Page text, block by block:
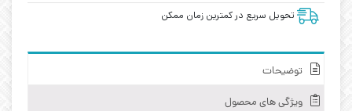
تحویل سریع در کمترین زمان ممکن
توضیحات
ویژگی های محصول